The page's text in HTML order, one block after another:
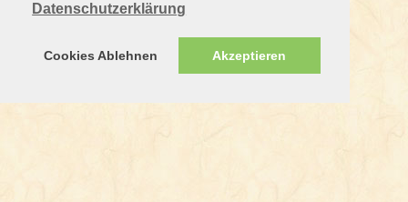
Datenschutzerklärung
Cookies Ablehnen Akzeptieren